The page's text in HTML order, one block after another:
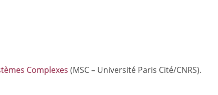
Complexes (MSC – Université Paris Cité/CNRS).